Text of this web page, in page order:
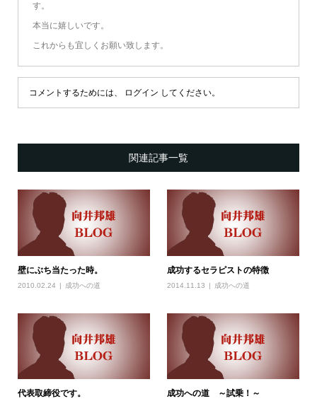
す。
本当に嬉しいです。
これからも宜しくお願い致します。
コメントするためには、 ログイン してください。
関連記事一覧
壁にぶち当たった時。
2010.02.24 成功への道
成功するセラピストの特徴
2014.11.13 成功への道
代表取締役です。 成功への道 ～試乗！～